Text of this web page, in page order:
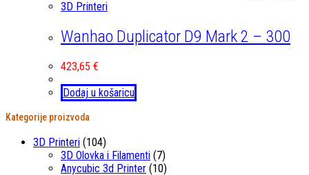
3D Printeri
Wanhao Duplicator D9 Mark 2 – 300
423,65 €
Dodaj u košaricu
Kategorije proizvoda
3D Printeri (104)
3D Olovka i Filamenti (7)
Anycubic 3d Printer (10)